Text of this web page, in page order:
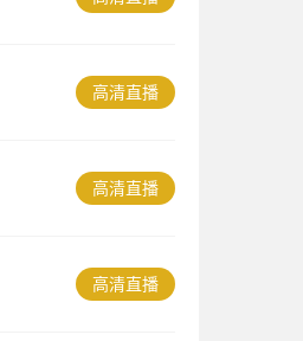
高清直播
高清直播
高清直播